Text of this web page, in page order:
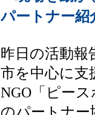
パートナー紹
昨日の活動報
市を中心に支
NGO「ピー
のパートナ